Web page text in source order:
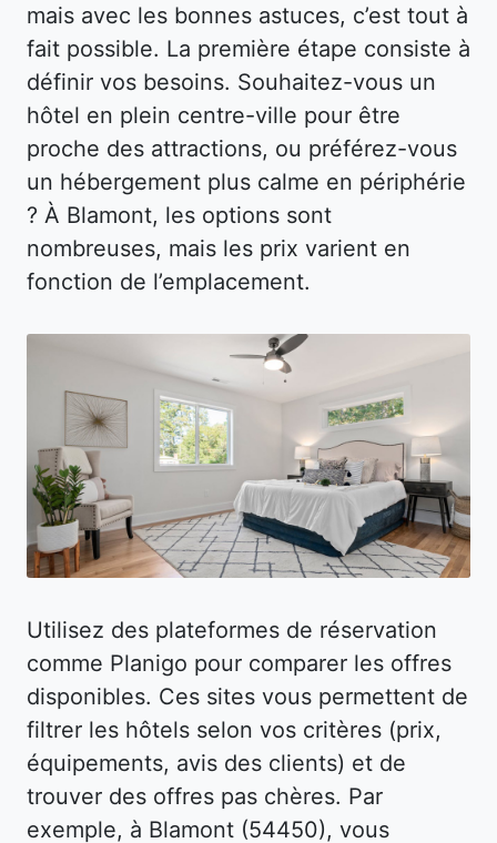
mais avec les bonnes astuces, c’est tout à
fait possible. La première étape consiste à
définir vos besoins. Souhaitez-vous un
hôtel en plein centre-ville pour être
proche des attractions, ou préférez-vous
un hébergement plus calme en périphérie
? À Blamont, les options sont
nombreuses, mais les prix varient en
fonction de l’emplacement.
Utilisez des plateformes de réservation
comme Planigo pour comparer les offres
disponibles. Ces sites vous permettent de
filtrer les hôtels selon vos critères (prix,
équipements, avis des clients) et de
trouver des offres pas chères. Par
exemple, à Blamont (54450), vous